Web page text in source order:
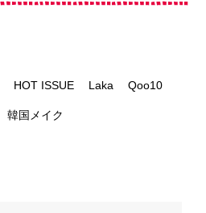
HOT ISSUE Laka Qoo10
韓国メイク